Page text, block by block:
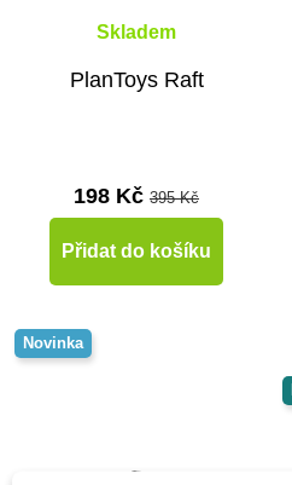
Skladem
PlanToys Raft
198 Kč 395 Kč
Přidat do košíku
Novinka